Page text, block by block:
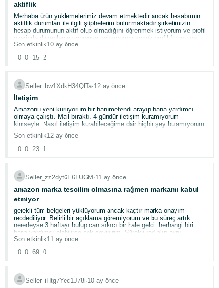
Türk
Giriş
yap
Aç
aktiflik
Merhaba ürün yüklemelerimiz devam etmektedir ancak hesabımın
aktiflik durumları ile ilgili şüphelerim bulunmaktadır.şirketimizin
hesap durumunun aktif olup olmadığını öğrenmek istiyorum ve profil
üzerinde düzenleme yapmaya çalışıyorum ancak profil fotosu ve
ürün güncellemeleri ile ilgili sıkıntı yaşamaktayım.
Son etkinlik10 ay önce
0 0 15 2
Seller_bw1XdkH34QlTa∙12 ay önce
İletişim
Amazonu yeni kuruyorum bir hanımefendi arayıp bana yardımcı
olmaya çalıştı. Mail bıraktı. 4 gündür iletişim kuramıyorum
kimseyle. Nasıl iletişim kurabileceğime dair hiçbir şey bulamıyorum.
Son etkinlik12 ay önce
0 0 23 1
Seller_zz2dyt6E6LUGM∙11 ay önce
amazon marka tescilim olmasına rağmen markamı kabul
etmiyor
gerekli tüm belgeleri yüklüyorum ancak kaçtır marka onayım
reddediliyor. Belirli bir açıklama göremiyorum ve bu süreç artık
neredeyse 3 haftayı bulup can sıkıcı bir hale geldi. herhangi biri
bana yardımcı olabilirse çok sevinirim. Sürekli red alıp aynı
serüveni yaşamaktan sıkıldım.Ayrıca her red alışımdan sonra
alıyorum.Diğer tüm pazar yerlerinde markamız onaylandı ve satışa
rağmen alamıyorum. Destek bekliyorum.
Son etkinlik11 ay önce
0 0 69 0
Seller_iHtg7Yec1J78i∙10 ay önce